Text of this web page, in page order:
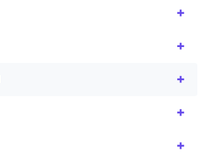
+
+
+
+
+